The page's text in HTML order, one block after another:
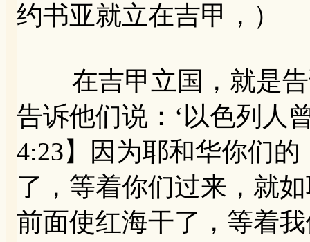
约书亚就立在吉甲，）
在吉甲立国，就是告
告诉他们说：‘以色列人
4:23】因为耶和华你们
了，等着你们过来，就
前面使红海干了，等着